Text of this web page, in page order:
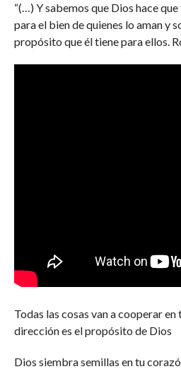
“(…) Y sabemos que Dios hace
para el bien de quienes lo aman y
propósito que él tiene para ellos.
Todas las cosas van a cooperar
dirección es el propósito de Dios
Dios siembra semillas en tu